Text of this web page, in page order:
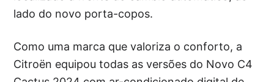
lado do novo porta-copos.
Como uma marca que valoriza o conforto, a
Citroën equipou todas as versões do Novo C4